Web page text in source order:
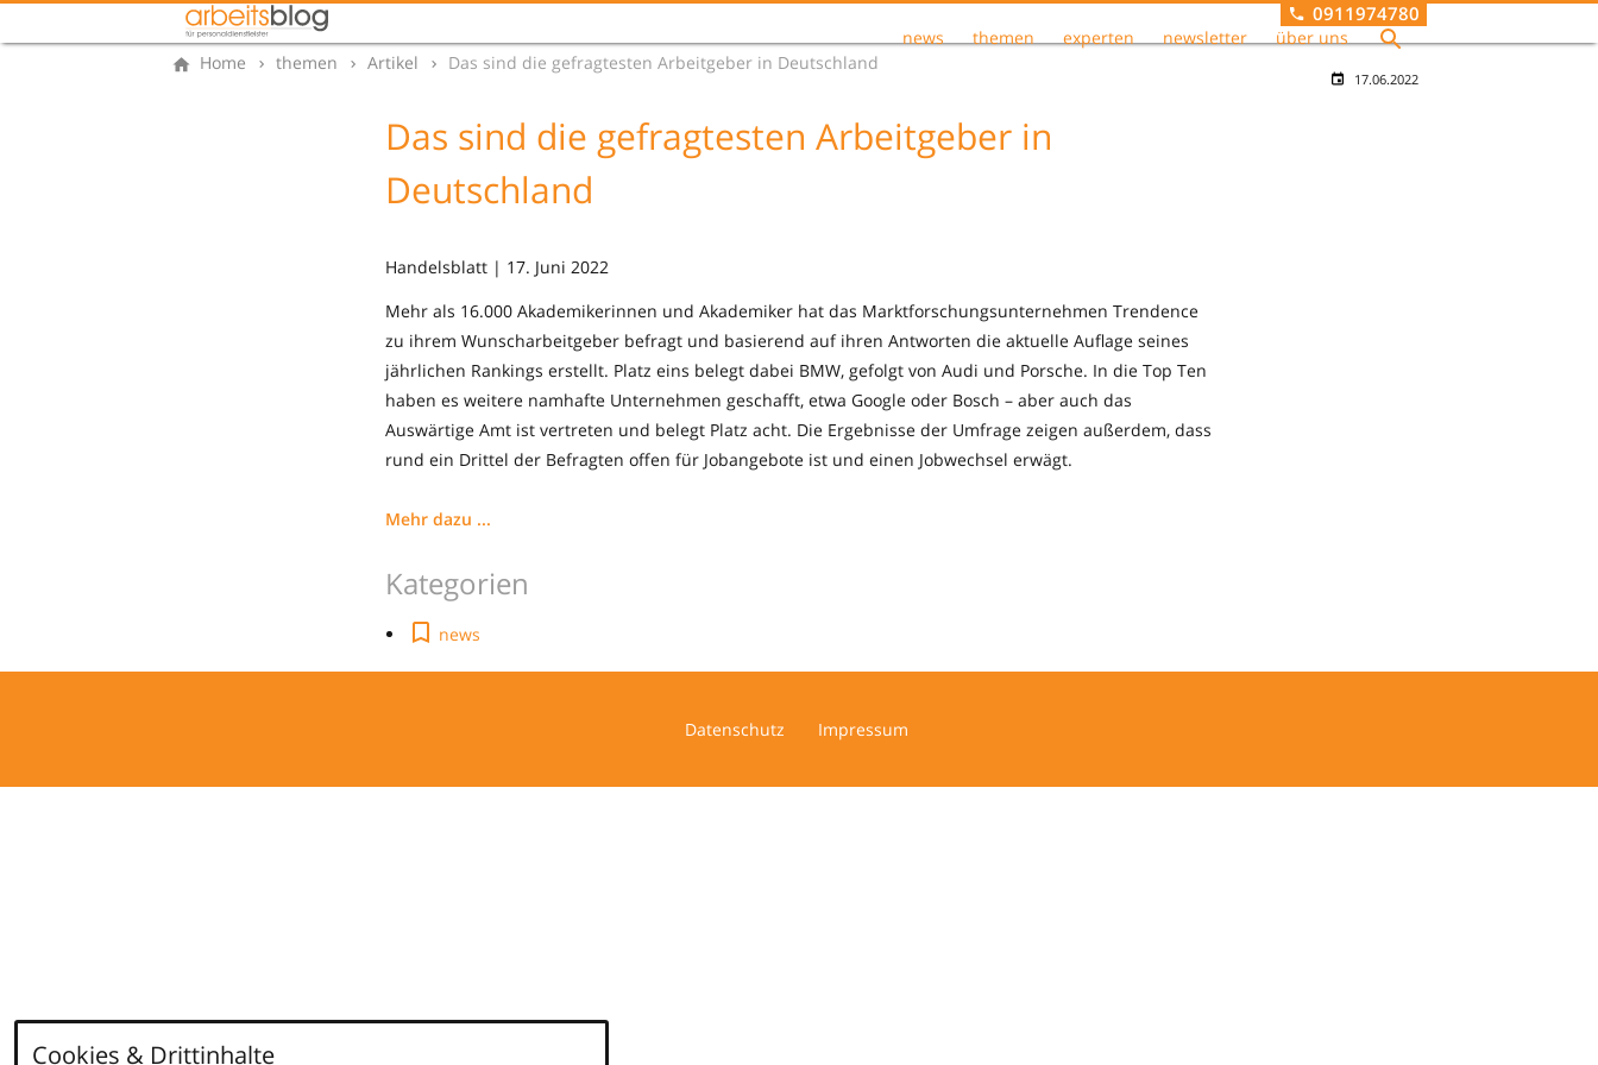
news themen experten newsletter über uns
0911974780
Home themen Artikel Das sind die gefragtesten Arbeitgeber in Deutschland
17.06.2022
Das sind die gefragtesten Arbeitgeber in
Deutschland
Handelsblatt | 17. Juni 2022
Mehr als 16.000 Akademikerinnen und Akademiker hat das Marktforschungsunternehmen Trendence
zu ihrem Wunscharbeitgeber befragt und basierend auf ihren Antworten die aktuelle Auflage seines
jährlichen Rankings erstellt. Platz eins belegt dabei BMW, gefolgt von Audi und Porsche. In die Top Ten
haben es weitere namhafte Unternehmen geschafft, etwa Google oder Bosch – aber auch das
Auswärtige Amt ist vertreten und belegt Platz acht. Die Ergebnisse der Umfrage zeigen außerdem, dass
rund ein Drittel der Befragten offen für Jobangebote ist und einen Jobwechsel erwägt.
Mehr dazu ...
Kategorien
news
Datenschutz Impressum
Cookies & Drittinhalte